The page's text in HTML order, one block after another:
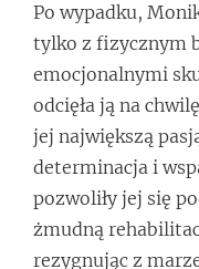
Po wypadku,
tylko z fizycznym
emocjonalnymi
odcięła ją na
jej największą
determinacja i
pozwoliły jej się
żmudną
rezygnując z